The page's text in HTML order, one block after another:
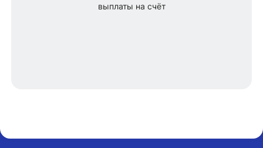
выплаты на счёт